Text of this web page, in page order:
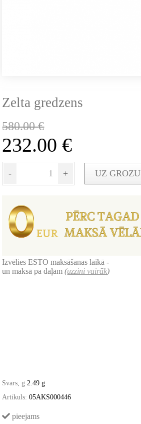
Zelta gredzens
580.00€
232.00€
- + UZ GROZU
Izvēlies ESTO maksāšanas laikā -
un maksā pa daļām(uzzini vairāk)
Svars, g 2.49 g
Artikuls: 05AKS000446
pieejams